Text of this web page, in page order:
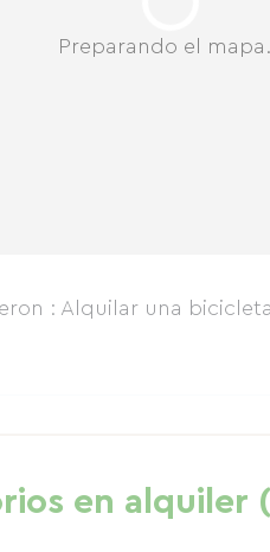
Preparando el
: Alquilar una
en alquiler